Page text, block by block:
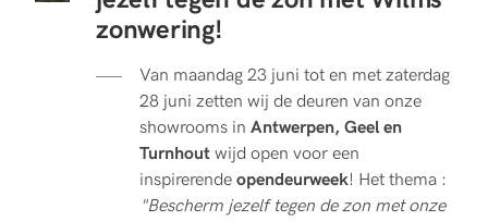
zonwering!
Van maandag 23 juni tot en met zaterdag
28 juni zetten wij de deuren van onze
showrooms in Antwerpen, Geel en
Turnhout wijd open voor een
inspirerende opendeurweek! Het thema :
"Bescherm jezelf tegen de zon met onze